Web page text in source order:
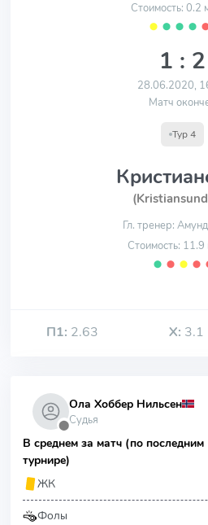
Стоимость: 0.2
⬤ ⬤ ⬤ ⬤
1 : 2
28.06.2020,
Матч
Тур 4
Гл. тренер:
Стоимость:
⬤ ⬤ ⬤ ⬤
П1: 2.63 Х: 3.1
⬤
Ола Хоббер Нильсен
Судья
В среднем за матч (по последним
турнире)
ЖК
Фолы